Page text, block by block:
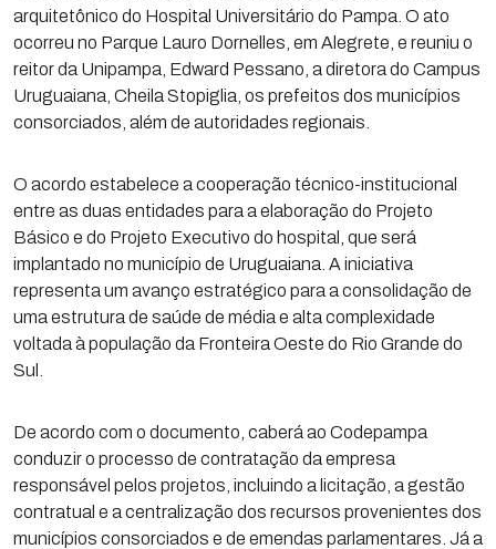
arquitetônico do Hospital Universitário do Pampa. O ato
ocorreu no Parque Lauro Dornelles, em Alegrete, e reuniu o
reitor da Unipampa, Edward Pessano, a diretora do Campus
Uruguaiana, Cheila Stopiglia, os prefeitos dos municípios
consorciados, além de autoridades regionais.
O acordo estabelece a cooperação técnico-institucional
entre as duas entidades para a elaboração do Projeto
Básico e do Projeto Executivo do hospital, que será
implantado no município de Uruguaiana. A iniciativa
representa um avanço estratégico para a consolidação de
uma estrutura de saúde de média e alta complexidade
voltada à população da Fronteira Oeste do Rio Grande do
Sul.
De acordo com o documento, caberá ao Codepampa
conduzir o processo de contratação da empresa
responsável pelos projetos, incluindo a licitação, a gestão
contratual e a centralização dos recursos provenientes dos
municípios consorciados e de emendas parlamentares. Já a